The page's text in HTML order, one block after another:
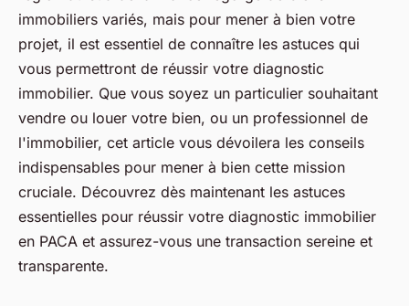
immobiliers variés, mais pour mener à bien votre
projet, il est essentiel de connaître les astuces qui
vous permettront de réussir votre diagnostic
immobilier. Que vous soyez un particulier souhaitant
vendre ou louer votre bien, ou un professionnel de
l'immobilier, cet article vous dévoilera les conseils
indispensables pour mener à bien cette mission
cruciale. Découvrez dès maintenant les astuces
essentielles pour réussir votre diagnostic immobilier
en PACA et assurez-vous une transaction sereine et
transparente.